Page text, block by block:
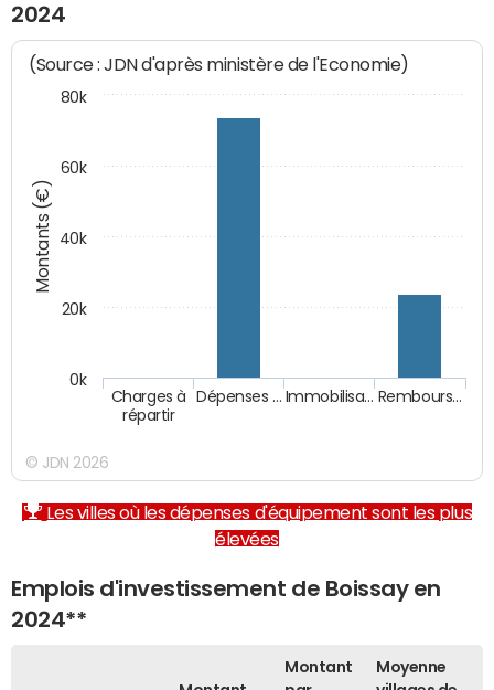
2024
Montants (€)
(Source : JDN d'après ministère de l'Economie)
Charges à
répartir
Dépenses … Immobilisa… Rembours…
0k
20k
40k
60k
80k
© JDN 2026
Les villes où les dépenses d'équipement sont les plus
élevées
Emplois d'investissement de Boissay en
2024**
Montant
Moyenne